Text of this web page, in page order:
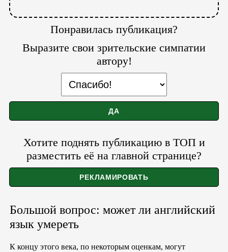
Понравилась публикация?
Выразите свои зрительские симпатии
автору!
Хотите поднять публикацию в ТОП и
разместить её на главной странице?
Большой вопрос: может ли английский
язык умереть
К концу этого века, по некоторым оценкам, могут